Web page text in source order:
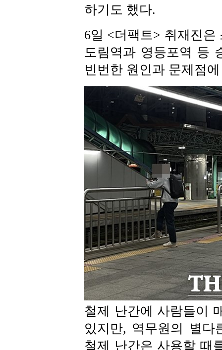
하기도 했다.
6일 <더팩트> 취재진
도림역과 영등포역 등
빈번한 원인과 문제점
철제 난간에 사람들이
있지만, 역무원의 별
철제 난간은 사용할 때